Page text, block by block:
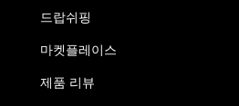
드랍쉬핑
마켓플레이스
제품 리뷰